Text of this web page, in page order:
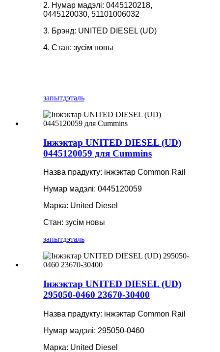
2. Нумар мадэлі: 0445120218,
0445120030, 51101006032
3. Брэнд: UNITED DIESEL (UD)
4. Стан: зусім новы
запытдэталь
Інжэктар UNITED DIESEL (UD)
0445120059 для Cummins
Назва прадукту: інжэктар Common Rail
Нумар мадэлі: 0445120059
Марка: United Diesel
Стан: зусім новы
запытдэталь
Інжэктар UNITED DIESEL (UD)
295050-0460 23670-30400
Назва прадукту: інжэктар Common Rail
Нумар мадэлі: 295050-0460
Марка: United Diesel